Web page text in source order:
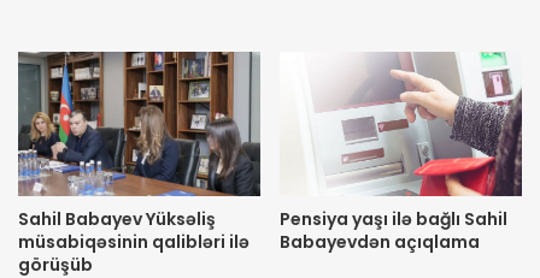
Sahil Babayev Yüksəliş
müsabiqəsinin qalibləri ilə
görüşüb
Pensiya yaşı ilə bağlı Sahil
Babayevdən açıqlama